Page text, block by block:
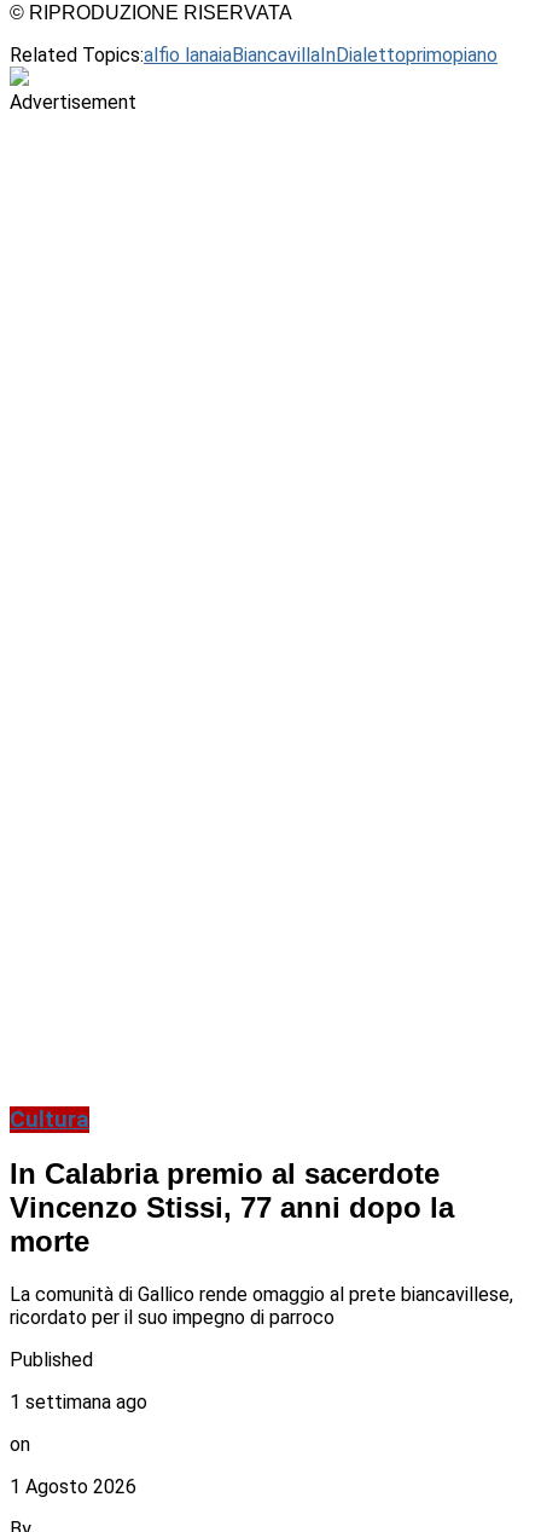
© RIPRODUZIONE RISERVATA
Related Topics:alfio lanaiaBiancavillaInDialettoprimopiano
Advertisement
Cultura
In Calabria premio al sacerdote
Vincenzo Stissi, 77 anni dopo la
morte
La comunità di Gallico rende omaggio al prete biancavillese,
ricordato per il suo impegno di parroco
Published
1 settimana ago
on
1 Agosto 2026